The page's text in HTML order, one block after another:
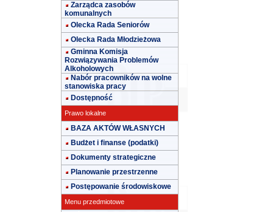
Zarządca zasobów
komunalnych
Olecka Rada Seniorów
Olecka Rada Młodzieżowa
Gminna Komisja
Rozwiązywania Problemów
Alkoholowych
Nabór pracowników na wolne
stanowiska pracy
Dostępność
Prawo lokalne
BAZA AKTÓW WŁASNYCH
Budżet i finanse (podatki)
Dokumenty strategiczne
Planowanie przestrzenne
Postępowanie środowiskowe
Menu przedmiotowe